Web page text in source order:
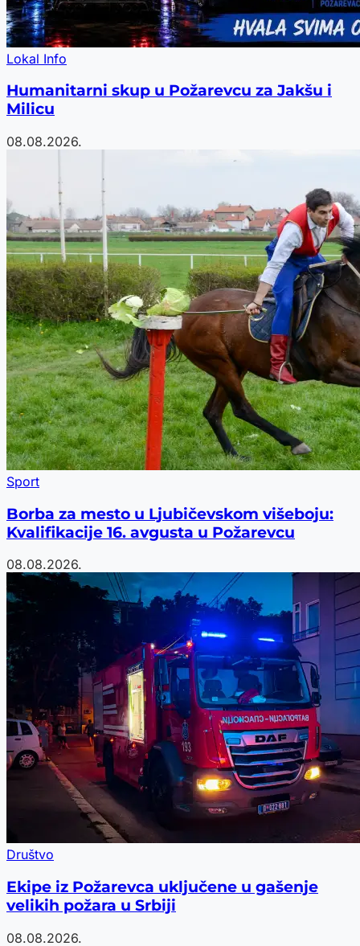
Lokal Info
Humanitarni skup u Požarevcu za Jakšu i
Milicu
08.08.2026.
Sport
Borba za mesto u Ljubičevskom višeboju:
Kvalifikacije 16. avgusta u Požarevcu
08.08.2026.
Društvo
Ekipe iz Požarevca uključene u gašenje
velikih požara u Srbiji
08.08.2026.